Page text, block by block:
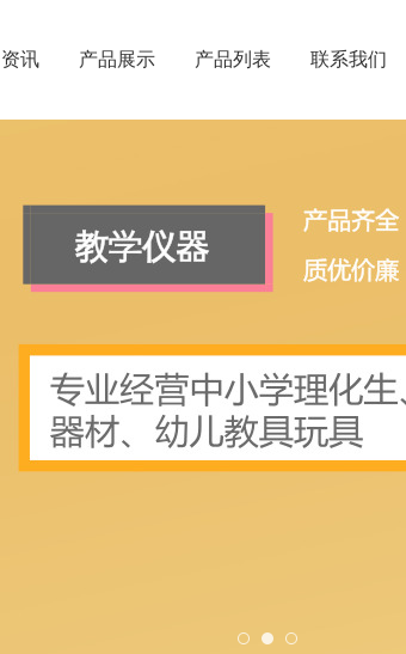
讯 产品展示 产品列表 联系我们